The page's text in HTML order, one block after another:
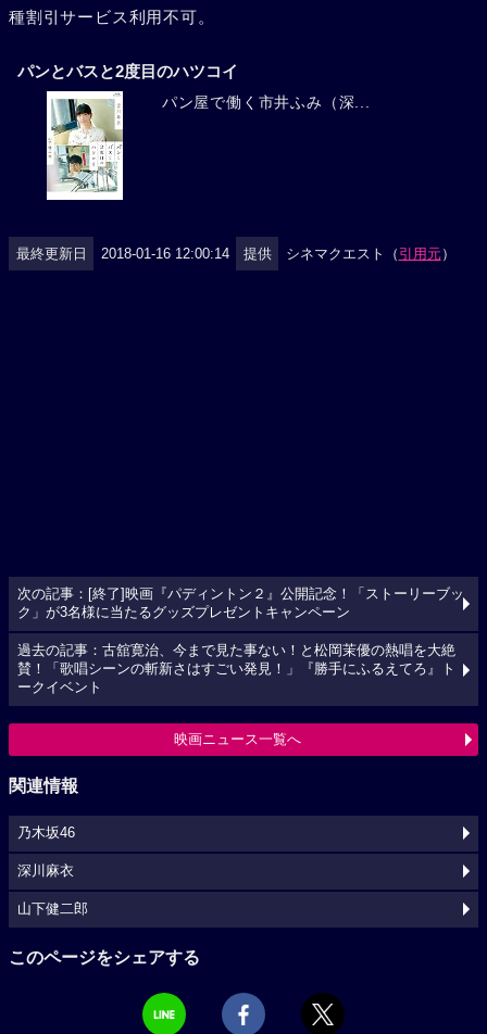
種割引サービス利用不可。
パンとバスと2度目のハツコイ
パン屋で働く市井ふみ（深...
最終更新日 2018-01-16 12:00:14 提供 シネマクエスト（ 引用元）
次の記事：[終了]映画『パディントン２』公開記念！「ストーリーブッ
ク」が3名様に当たるグッズプレゼントキャンペーン
過去の記事：古舘寛治、今まで見た事ない！と松岡茉優の熱唱を大絶
賛！「歌唱シーンの斬新さはすごい発見！」『勝手にふるえてろ』ト
ークイベント
映画ニュース一覧へ
関連情報
乃木坂46
深川麻衣
山下健二郎
このページをシェアする